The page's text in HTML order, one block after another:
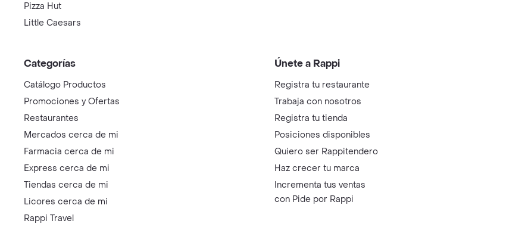
Pizza Hut
Little Caesars
Categorías
Catálogo Productos
Promociones y Ofertas
Restaurantes
Mercados cerca de mi
Farmacia cerca de mi
Express cerca de mi
Tiendas cerca de mi
Licores cerca de mi
Rappi Travel
Únete a Rappi
Registra tu restaurante
Trabaja con nosotros
Registra tu tienda
Posiciones disponibles
Quiero ser Rappitendero
Haz crecer tu marca
Incrementa tus ventas
con Pide por Rappi